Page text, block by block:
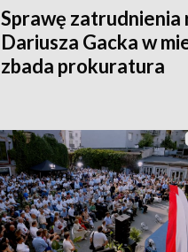
Sprawę zatrudnienia
Dariusza Gacka w
zbada prokuratura